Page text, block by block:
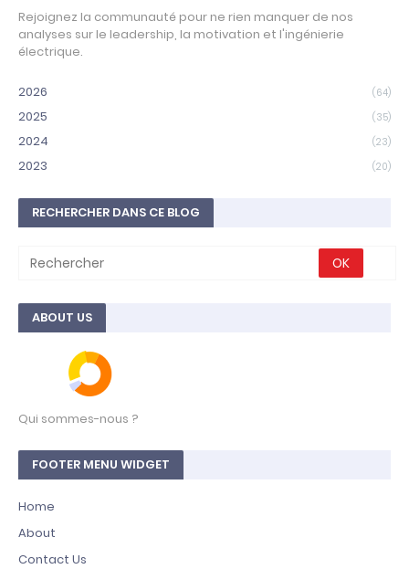
Rejoignez la communauté pour ne rien manquer de nos
analyses sur le leadership, la motivation et l'ingénierie
électrique.
2026 (64)
2025 (35)
2024 (23)
2023 (20)
RECHERCHER DANS CE BLOG
ABOUT US
Qui sommes-nous ?
FOOTER MENU WIDGET
Home
About
Contact Us